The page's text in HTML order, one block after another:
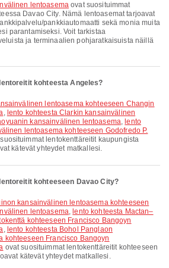
lentoasema ovat suosituimmat
Davao City. Nämä lentoasemat tarjoavat
pankkiautomaatti sekä monia muita
parantamiseksi. Voit tarkistaa
ja terminaalien pohjaratkaisuista näillä
kohteesta Angeles?
, lento kohteesta Clarkin kansainvälinen
kansainvälinen lentoasema, lento
lentoasema kohteeseen Godofredo P.
lentokenttäreitit kaupungista
kätevät yhteydet matkallesi.
kohteeseen Davao City?
lentoasema, lento kohteesta Mactan–
kohteeseen Francisco Bangoyn
, lento kohteesta Bohol Panglaon
kohteeseen Francisco Bangoyn
ovat suosituimmat lentokenttäreitit kohteeseen
kätevät yhteydet matkallesi.